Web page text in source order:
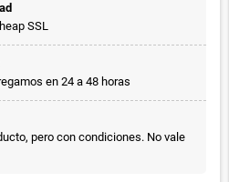
SSL
en 24 a 48 horas
pero con condiciones. No vale